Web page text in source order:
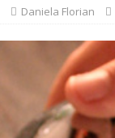
Daniela Florian